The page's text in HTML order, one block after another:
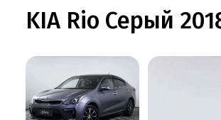
KIA Rio Серый